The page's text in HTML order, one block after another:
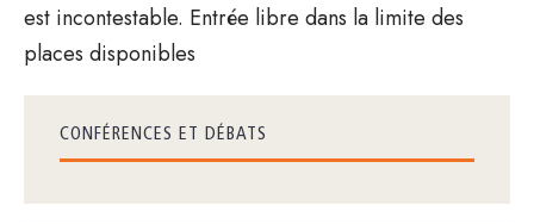
est incontestable. Entrée libre dans la limite des
places disponibles
CONFÉRENCES ET DÉBATS